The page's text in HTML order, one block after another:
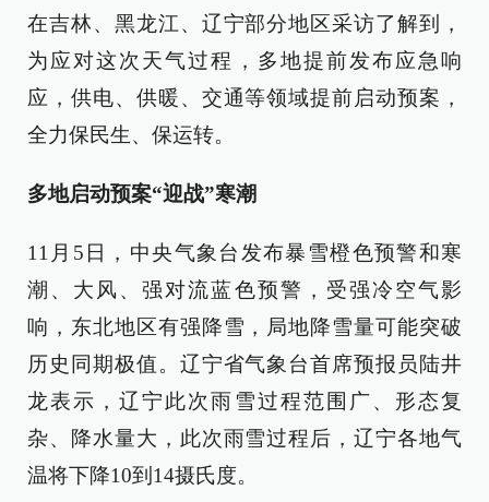
在吉林、黑龙江、辽宁部分地区采访了解到，
为应对这次天气过程，多地提前发布应急响
应，供电、供暖、交通等领域提前启动预案，
全力保民生、保运转。
多地启动预案“迎战”寒潮
11月5日，中央气象台发布暴雪橙色预警和寒
潮、大风、强对流蓝色预警，受强冷空气影
响，东北地区有强降雪，局地降雪量可能突破
历史同期极值。辽宁省气象台首席预报员陆井
龙表示，辽宁此次雨雪过程范围广、形态复
杂、降水量大，此次雨雪过程后，辽宁各地气
温将下降10到14摄氏度。